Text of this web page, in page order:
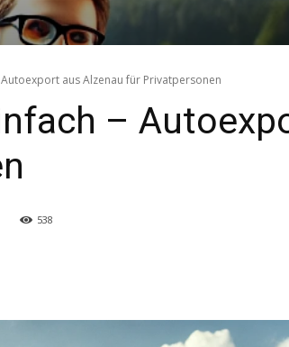
Autoexport aus Alzenau für Privatpersonen
–
538